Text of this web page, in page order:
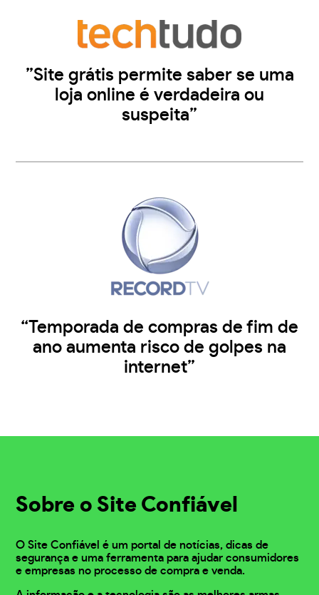
”Site grátis permite saber se uma
loja online é verdadeira ou
suspeita”
“Temporada de compras de fim de
ano aumenta risco de golpes na
internet”
Sobre o Site Confiável
O Site Confiável é um portal de notícias, dicas de
segurança e uma ferramenta para ajudar consumidores
e empresas no processo de compra e venda.